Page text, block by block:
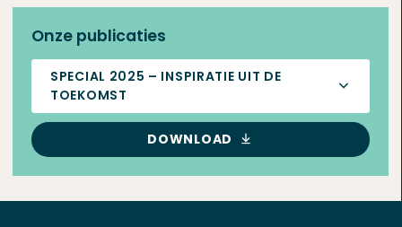
Onze publicaties
SPECIAL 2025 – INSPIRATIE UIT DE
TOEKOMST
DOWNLOAD